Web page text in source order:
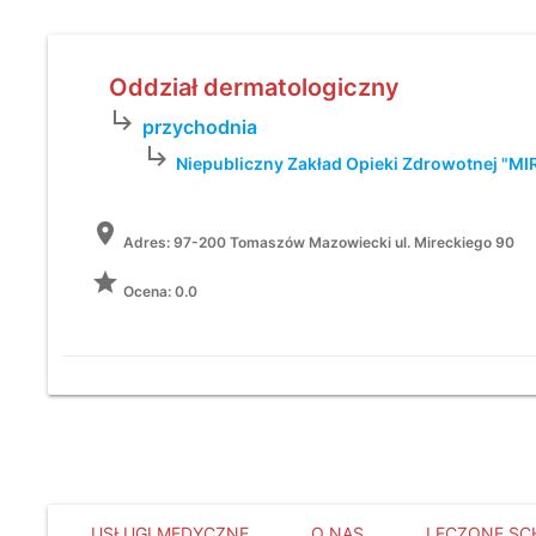
Oddział dermatologiczny
subdirectory_arrow_right przychodnia
subdirectory_arrow_right Niepubliczny Zakład Opieki Zdrowotnej
location_on Adres:97-200 Tomaszów Mazowiecki ul. Mireckiego 90
grade Ocena: 0.0